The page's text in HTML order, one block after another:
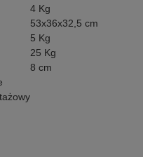
4 Kg
53x36x32,5 cm
5 Kg
25 Kg
8 cm